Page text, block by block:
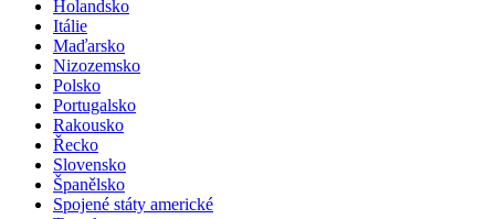
Holandsko
Itálie
Maďarsko
Nizozemsko
Polsko
Portugalsko
Rakousko
Řecko
Slovensko
Španělsko
Spojené státy americké